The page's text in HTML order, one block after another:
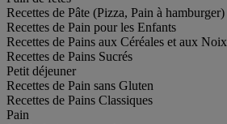
Recettes de Pâte (Pizza, Pain à hamburger)
Recettes de Pain pour les Enfants
Recettes de Pains aux Céréales et aux Noix
Recettes de Pains Sucrés
Petit déjeuner
Recettes de Pain sans Gluten
Recettes de Pains Classiques
Pain